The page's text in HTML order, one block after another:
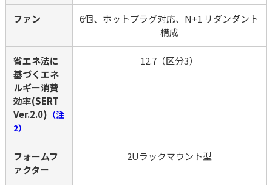
ファン
6個、ホットプラグ対応、N+1 リダンダント
構成
省エネ法に
基づくエネ
ルギー消費
効率(SERT
Ver.2.0) （注
2）
12.7（区分3）
フォームフ
ァクター
2Uラックマウント型